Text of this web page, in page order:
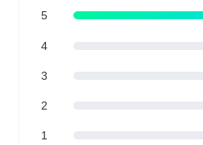
Вес прогулочного блока: 5 кг
5
4
3
2
1